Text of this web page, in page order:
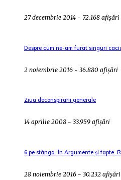
27 decembrie 2014 - 72.168 afișări
Despre cum ne-am furat singuri
2 noiembrie 2016 - 36.880 afișări
Ziua deconspirarii generale
14 aprilie 2008 - 33.959 afișări
6 pe stânga. În Argumente și fapte.
28 noiembrie 2016 - 30.232 afișări